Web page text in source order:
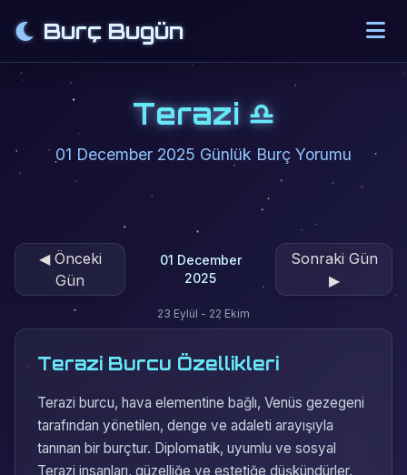
Burç Bugün
Terazi ♎
01 December 2025 Günlük Burç Yorumu
◀Önceki
Gün
01 December
2025
Sonraki Gün
▶
23 Eylül - 22 Ekim
Terazi Burcu Özellikleri
Terazi burcu, hava elementine bağlı, Venüs gezegeni
tarafından yönetilen, denge ve adaleti arayışıyla
tanınan bir burçtur. Diplomatik, uyumlu ve sosyal
Terazi insanları, güzelliğe ve estetiğe düşkündürler.